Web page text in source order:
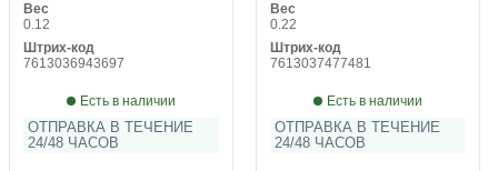
Вес
0.12
Штрих-код
7613036943697
Есть в наличии
ОТПРАВКА В ТЕЧЕНИЕ
24/48 ЧАСОВ
Вес
0.22
Штрих-код
7613037477481
Есть в наличии
ОТПРАВКА В ТЕЧЕНИЕ
24/48 ЧАСОВ